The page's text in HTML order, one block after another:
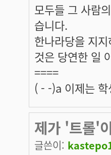
모두들 그 사람
습니다.
한나라당을 지
것은 당연한 일
====
( - -)a 이제는
제가 '트롤'
글쓴이: